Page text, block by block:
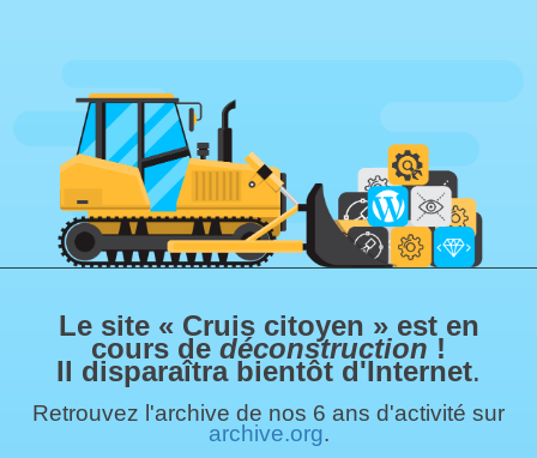
Le site « Cruis citoyen » est en
cours de déconstruction !
Il disparaîtra bientôt d'Internet.
Retrouvez l'archive de nos 6 ans d'activité sur
archive.org.